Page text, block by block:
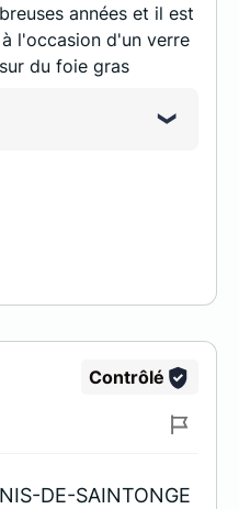
années et il est
l'occasion d'un verre
du foie gras
Contrôlé
DE-SAINTONGE